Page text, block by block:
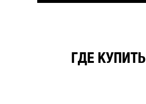
ГДЕ КУПИТЬ